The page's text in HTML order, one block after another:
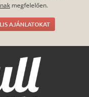
megfelelően.
AJÁNLATOKAT